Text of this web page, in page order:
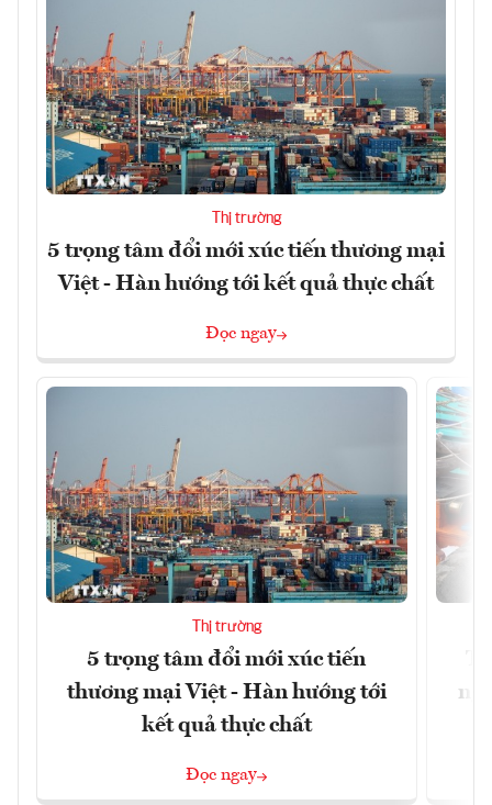
Thị trường
5 trọng tâm đổi mới xúc tiến thương mại
Việt - Hàn hướng tới kết quả thực chất
Đọc ngay
Thị trường
5 trọng tâm đổi mới xúc tiến
thương mại Việt - Hàn hướng tới
kết quả thực chất
Đọc ngay